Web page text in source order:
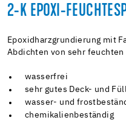
2-K EPOXI-
Epoxidharzgrundierung mit
Abdichten von sehr feuchten
wasserfrei
sehr gutes Deck- und
wasser- und
chemikalienbeständig